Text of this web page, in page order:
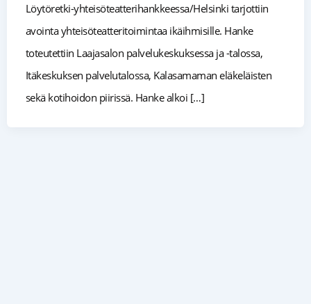
Löytöretki-yhteisöteatterihankkeessa/Helsinki tarjottiin
avointa yhteisöteatteritoimintaa ikäihmisille. Hanke
toteutettiin Laajasalon palvelukeskuksessa ja -talossa,
Itäkeskuksen palvelutalossa, Kalasamaman eläkeläisten
sekä kotihoidon piirissä. Hanke alkoi […]